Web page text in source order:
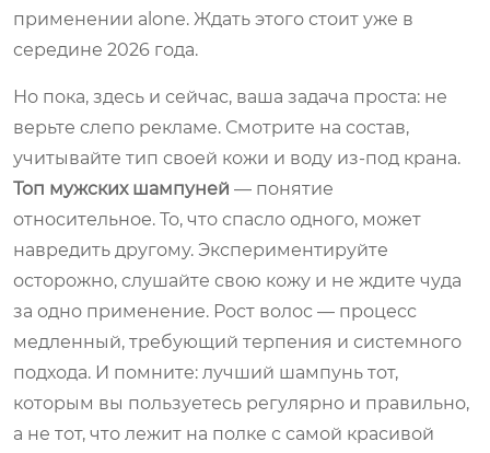
применении alone. Ждать этого стоит уже в
середине 2026 года.
Но пока, здесь и сейчас, ваша задача проста: не
верьте слепо рекламе. Смотрите на состав,
учитывайте тип своей кожи и воду из-под крана.
Топ мужских шампуней — понятие
относительное. То, что спасло одного, может
навредить другому. Экспериментируйте
осторожно, слушайте свою кожу и не ждите чуда
за одно применение. Рост волос — процесс
медленный, требующий терпения и системного
подхода. И помните: лучший шампунь тот,
которым вы пользуетесь регулярно и правильно,
а не тот, что лежит на полке с самой красивой